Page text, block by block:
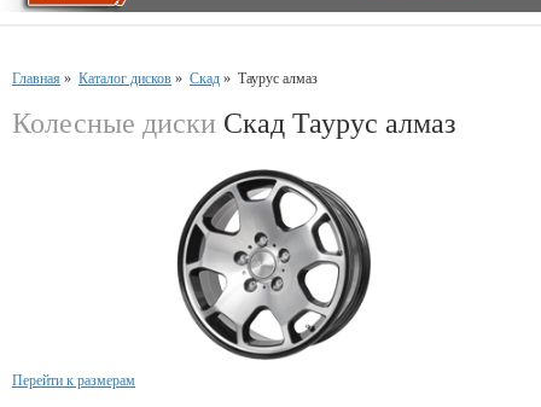
Главная » Каталог дисков » Скад » Таурус алмаз
Колесные диски Скад Таурус алмаз
Перейти к размерам